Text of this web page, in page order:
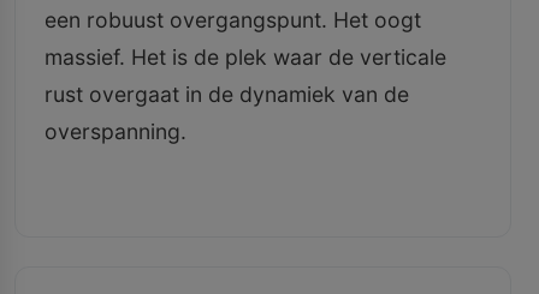
een robuust overgangspunt. Het oogt
massief. Het is de plek waar de verticale
rust overgaat in de dynamiek van de
overspanning.